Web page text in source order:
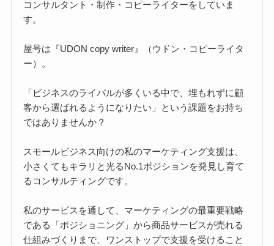
コンサルタント・制作・コピーライターをしていま
す。
屋号は『UDON copy writer』（ウドン・コピーライタ
ー）。
「ビジネスのライバルが多くいる中で、埋もれずに顧
客から選ばれるようになりたい」という課題をお持ち
ではありませんか？
スモールビジネス向けの私のマーケティング支援は、
小さくてもキラリと光るNo.1ポジションを発見し育て
るコンサルティングです。
私のサービスを通して、マーケティングの最重要戦略
である「ポジショニング」から商品サービスが売れる
仕組みづくりまで、ワンストップで支援を受けること